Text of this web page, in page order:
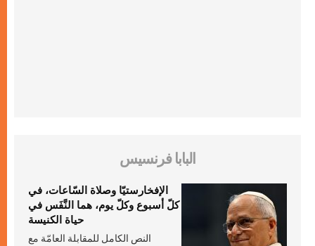
البابا فرنسيس
الإفخارستيّا وصلاة السّاعات، في
كلّ أسبوع وكلّ يوم، هما النَّفَس في
حياة الكنيسة
النص الكامل للمقابلة العامّة مع